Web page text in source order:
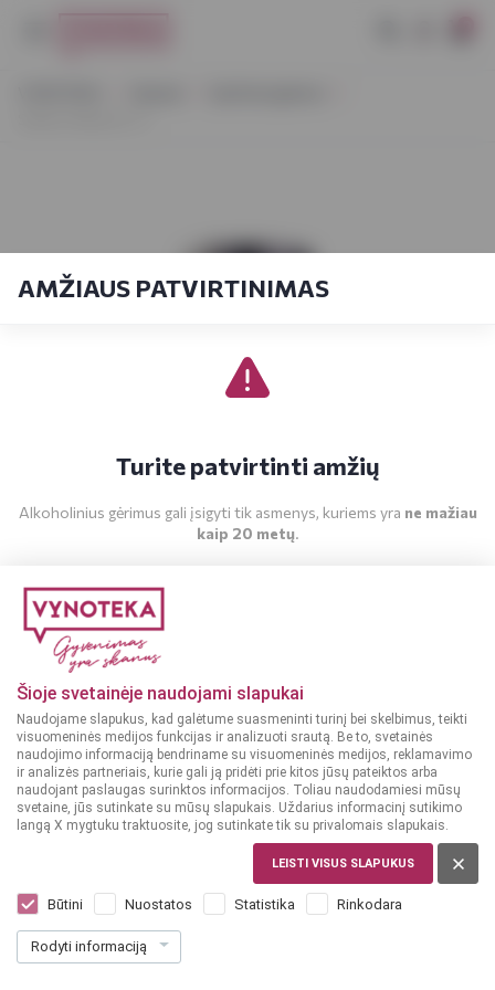
Šioje svetainėje naudojami slapukai
Naudojame slapukus, kad galėtume suasmeninti turinį bei skelbimus, teikti
visuomeninės medijos funkcijas ir analizuoti srautą. Be to, svetainės
naudojimo informaciją bendriname su visuomeninės medijos, reklamavimo
ir analizės partneriais, kurie gali ją pridėti prie kitos jūsų pateiktos arba
naudojant paslaugas surinktos informacijos. Toliau naudodamiesi mūsų
svetaine, jūs sutinkate su mūsų slapukais. Uždarius informacinį sutikimo
langą X mygtuku traktuosite, jog sutinkate tik su privalomais slapukais.
LEISTI VISUS SLAPUKUS
Būtini Nuostatos Statistika Rinkodara
Rodyti informaciją
AMŽIAUS PATVIRTINIMAS
Turite patvirtinti amžių
Alkoholinius gėrimus gali įsigyti tik asmenys, kuriems yra ne mažiau
kaip 20 metų.
SeRum Mamie 0,7 l
Dar nėra balsų, galite įvertinti
99